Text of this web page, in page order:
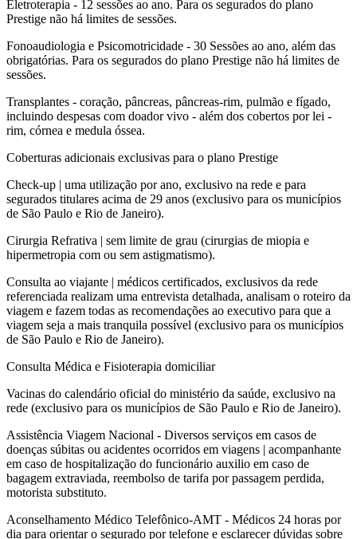
Eletroterapia - 12 sessões ao ano. Para os segurados do plano
Prestige não há limites de sessões.
Fonoaudiologia e Psicomotricidade - 30 Sessões ao ano, além das
obrigatórias. Para os segurados do plano Prestige não há limites de
sessões.
Transplantes - coração, pâncreas, pâncreas-rim, pulmão e fígado,
incluindo despesas com doador vivo - além dos cobertos por lei -
rim, córnea e medula óssea.
Coberturas adicionais exclusivas para o plano Prestige
Check-up | uma utilização por ano, exclusivo na rede e para
segurados titulares acima de 29 anos (exclusivo para os municípios
de São Paulo e Rio de Janeiro).
Cirurgia Refrativa | sem limite de grau (cirurgias de miopia e
hipermetropia com ou sem astigmatismo).
Consulta ao viajante | médicos certificados, exclusivos da rede
referenciada realizam uma entrevista detalhada, analisam o roteiro da
viagem e fazem todas as recomendações ao executivo para que a
viagem seja a mais tranquila possível (exclusivo para os municípios
de São Paulo e Rio de Janeiro).
Consulta Médica e Fisioterapia domiciliar
Vacinas do calendário oficial do ministério da saúde, exclusivo na
rede (exclusivo para os municípios de São Paulo e Rio de Janeiro).
Assistência Viagem Nacional - Diversos serviços em casos de
doenças súbitas ou acidentes ocorridos em viagens | acompanhante
em caso de hospitalização do funcionário auxilio em caso de
bagagem extraviada, reembolso de tarifa por passagem perdida,
motorista substituto.
Aconselhamento Médico Telefônico-AMT - Médicos 24 horas por
dia para orientar o segurado por telefone e esclarecer dúvidas sobre